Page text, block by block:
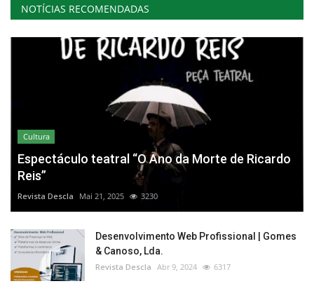
NOTÍCIAS RECOMENDADAS
Cultura
Espectáculo teatral “O Ano da Morte de Ricardo
Reis”
Revista Descla Mai 21, 2025 3230
Desenvolvimento Web Profissional | Gomes
& Canoso, Lda.
Revista Descla Abr 9, 2024 6317